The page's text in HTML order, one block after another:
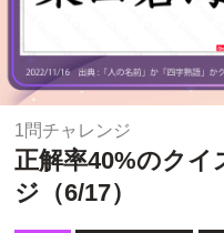
1問チャレンジ
正解率40%のクイ
ジ（6/17）